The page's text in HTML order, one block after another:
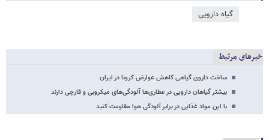
گیاه دارویی
خبرهای مرتبط
ساخت داروی گیاهی کاهش عوارض کرونا در ایران
بیشتر گیاهان دارویی در عطاری‌ها آلودگی‌های میکروبی و قارچی دارند
با این مواد غذایی در برابر آلودگی هوا مقاومت کنید